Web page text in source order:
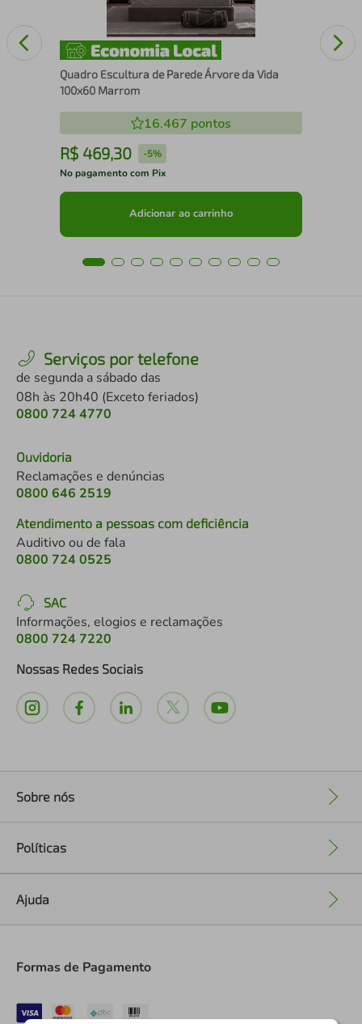
Quadro Escultura de Parede Árvore da Vida
100x60 Marrom
16.467 pontos
R$ 469,30 -5%
No pagamento com Pix
Adicionar ao carrinho
Serviços por telefone
de segunda a sábado das
08h às 20h40 (Exceto feriados)
0800 724 4770
Ouvidoria
Reclamações e denúncias
0800 646 2519
Atendimento a pessoas com deficiência
Auditivo ou de fala
0800 724 0525
SAC
Informações, elogios e reclamações
0800 724 7220
Nossas Redes Sociais
Sobre nós
Políticas
Ajuda
Formas de Pagamento